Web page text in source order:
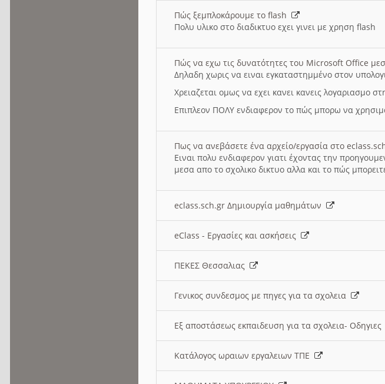
Πώς ξεμπλοκάρουμε το flash
Πολυ υλικο στο διαδικτυο εχει γινει με χρηση flash
Πώς να εχω τις δυνατότητες του Microsoft Office
Δηλαδη χωρις να ειναι εγκαταστημμένο στον
Χρειαζεται ομως να εχει κανει κανεις λογαριασμο
Επιπλεον ΠΟΛΥ ενδιαφερον το πώς μπορω να
Πως να ανεβάσετε ένα αρχείο/εργασία στο
Ειναι πολυ ενδιαφερον γιατι έχοντας την
μεσα απο το σχολικο δικτυο αλλα και το πώς
eclass.sch.gr Δημιουργία μαθημάτων
eClass - Εργασίες και ασκήσεις
ΠΕΚΕΣ Θεσσαλιας
Γενικος συνδεσμος με πηγες για τα σχολεια
Εξ αποστάσεως εκπαιδευση για τα σχολεια-
Κατάλογος ωραιων εργαλειων ΤΠΕ